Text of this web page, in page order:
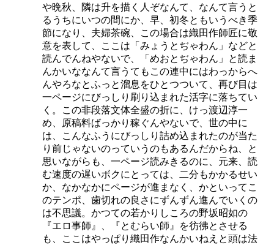
や晩秋、隣は升を描く人ぞなんて、なんて言うと
るうちにいつの間にか、早、初冬ともいうべき季
節になり、夫婦茶碗、この場合は織田作師匠に敬
意を表して、ここは「みょうとぢゃわん」などと
読んでんねやないで、「めおとぢゃわん」と読ま
んかいななんて言うてもこの連中にはわっからへ
んやろなとふっと溜息をひとつついて、再び目は
一ページにびっしり刷り込まれた活字に落ちてい
く。この非段落文体全盛の折に、けっ渡辺淳一
め、原稿料ばっかり稼ぐんやないで、世の中に
は、こんなふうにびっしり詰め込まれたのが当た
り前じゃないのっていうのもあるんだからね、と
思いながらも、一ページ読みきるのに、元来、読
む速度の遅いボクにとっては、二分もかかるせい
か、なかなかにページが進まなく、かといってこ
のテンポ、歯切れの良さにずんずん進んでいくの
は不思議。かつての若かりしころの野坂昭如の
『エロ事師』、『とむらい師』を彷彿とさせる
も、ここはやっぱり織田作なんかいねえと頭は法